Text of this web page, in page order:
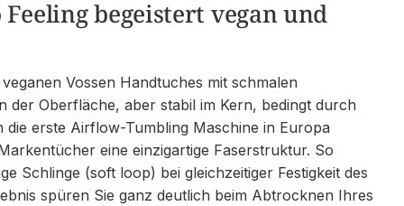
Feeling begeistert vegan und
Vossen Handtuches mit schmalen
der Oberfläche, aber stabil im Kern, bedingt durch
erste Airflow-Tumbling Maschine in Europa
eine einzigartige Faserstruktur. So
Schlinge (soft loop) bei gleichzeitiger Festigkeit des
spüren Sie ganz deutlich beim Abtrocknen Ihres